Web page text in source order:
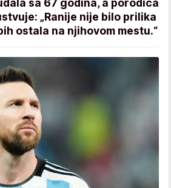
sa 67 godina, a porodica
„Ranije nije bilo prilika
ostala na njihovom mestu.“